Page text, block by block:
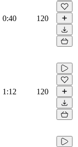
0:40 120
1:12 120